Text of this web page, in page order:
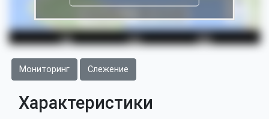
Мониторинг Слежение
Характеристики